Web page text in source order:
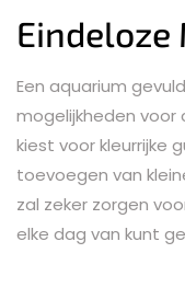
Eindeloze
Een aquarium
mogelijkheden voor
kiest voor kleurrijke
toevoegen van
zal zeker zorgen
elke dag van kunt